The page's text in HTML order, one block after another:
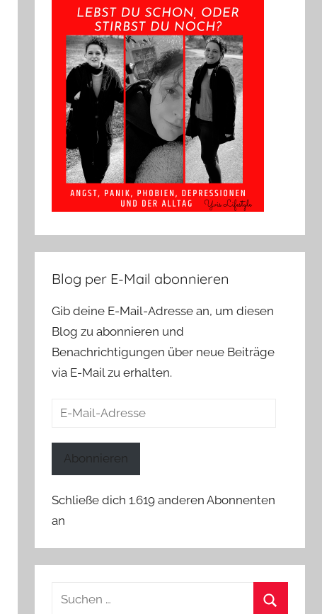
Blog per E-Mail abonnieren
Gib deine E-Mail-Adresse an, um diesen
Blog zu abonnieren und
Benachrichtigungen über neue Beiträge
via E-Mail zu erhalten.
E-
Abonnieren
Schließe dich 1.619 anderen Abonnenten
an
Suchen